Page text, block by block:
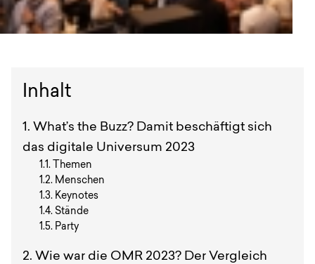
Inhalt
What’s the Buzz? Damit beschäftigt sich
das digitale Universum 2023
Themen
Menschen
Keynotes
Stände
Party
Wie war die OMR 2023? Der Vergleich